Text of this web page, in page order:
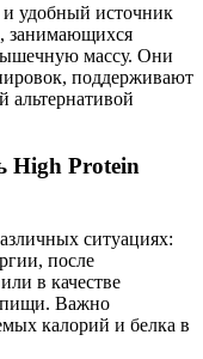
удобный источник
занимающихся
массу. Они
поддерживают
альтернативой
High Protein
ситуациях:
после
в качестве
пищи. Важно
калорий и белка в